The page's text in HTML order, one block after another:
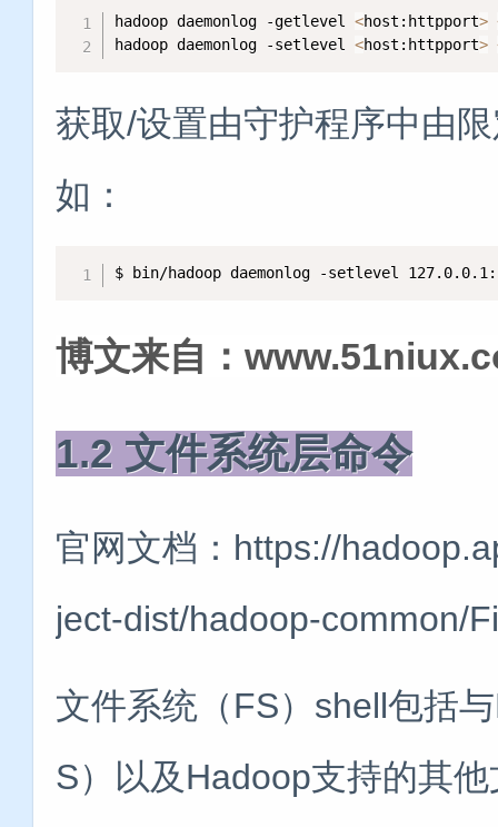
hadoop daemonlog -getlevel <host:httpport>
hadoop daemonlog -setlevel <host:httpport>
获取/设置由守护程序中由
如：
$ bin/hadoop daemonlog -setlevel
博文来自：
1.2 文件系统层命令
官网文档：https://
ject-dist/hadoop-common/
文件系统（FS）shell包括
S）以及Hadoop支持的其